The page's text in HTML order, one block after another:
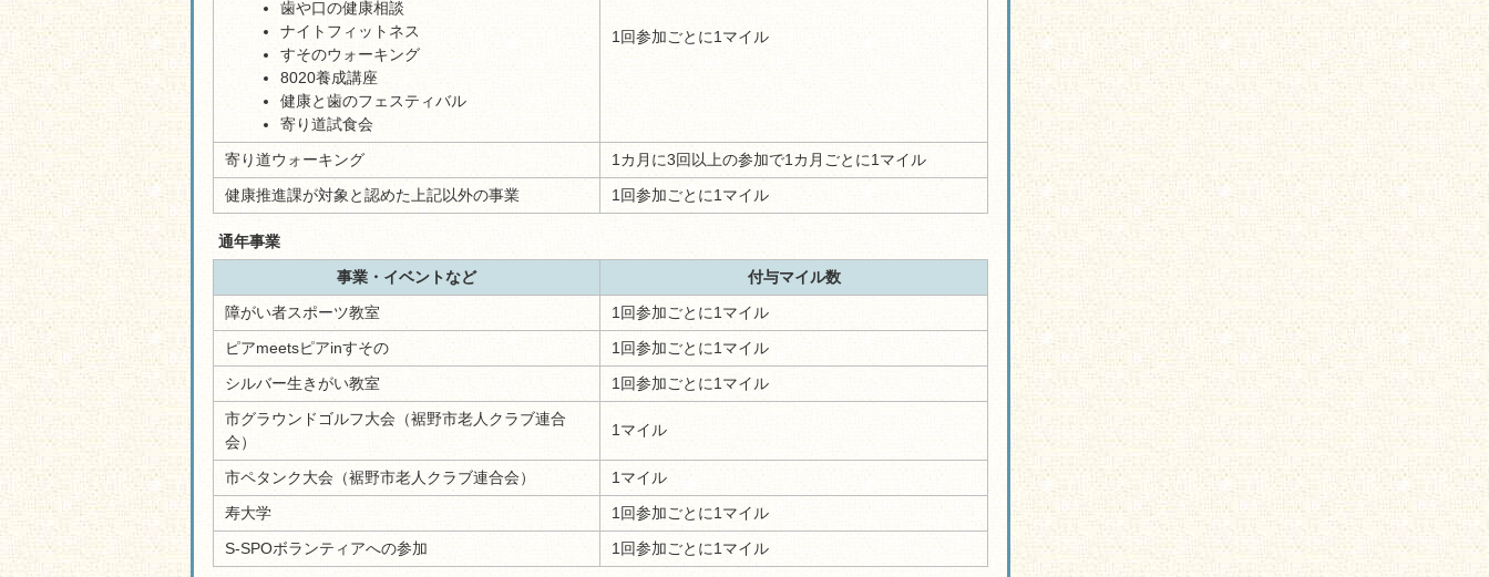
歯や口の健康相談
ナイトフィットネス
すそのウォーキング
8020養成講座
健康と歯のフェスティバル
寄り道試食会
1回参加ごとに1マイル
寄り道ウォーキング
1カ月に3回以上の参加で1カ月ごとに1マイル
健康推進課が対象と認めた上記以外の事業
1回参加ごとに1マイル
通年事業
事業・イベントなど
付与マイル数
障がい者スポーツ教室
1回参加ごとに1マイル
ピアmeetsピアinすその
1回参加ごとに1マイル
シルバー生きがい教室
1回参加ごとに1マイル
市グラウンドゴルフ大会（裾野市老人クラブ連合
会）
1マイル
市ペタンク大会（裾野市老人クラブ連合会）
1マイル
寿大学
1回参加ごとに1マイル
S-SPOボランティアへの参加
1回参加ごとに1マイル